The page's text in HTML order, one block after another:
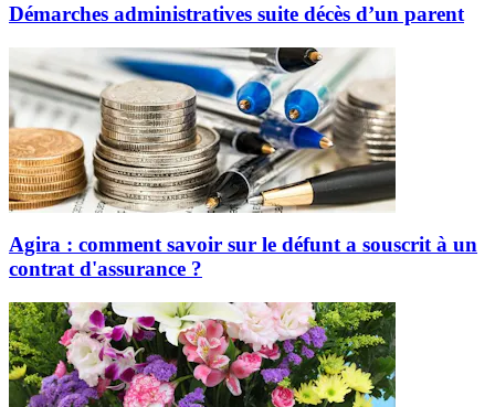
Démarches administratives suite décès d’un parent
Agira : comment savoir sur le défunt a souscrit à un
contrat d'assurance ?